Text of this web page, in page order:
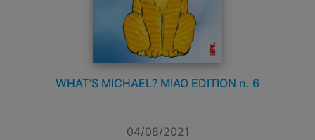
WHAT’S MICHAEL? MIAO EDITION n. 6
04/08/2021